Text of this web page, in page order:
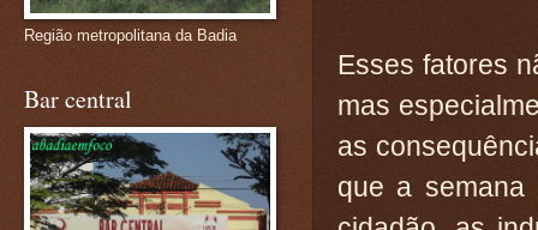
Esses fatores
mas
as
que a semana
Região metropolitana da Badia
Bar central